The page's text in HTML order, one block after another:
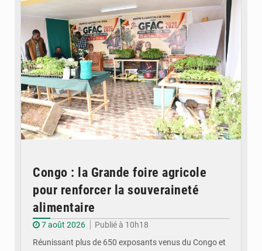
Congo : la Grande foire agricole
pour renforcer la souveraineté
alimentaire
7 août 2026
Publié à 10h18
Réunissant plus de 650 exposants venus du Congo et